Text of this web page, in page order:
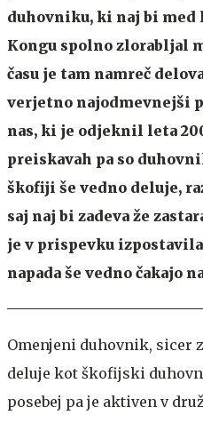
duhovniku, ki naj bi med
Kongu spolno zlorabljal
času je tam namreč
verjetno najodmevnejši
nas, ki je odjeknil leta
preiskavah pa so
škofiji še vedno deluje,
saj naj bi zadeva že
je v prispevku
napada še vedno čakajo
Omenjeni duhovnik, sicer
deluje kot škofijski
posebej pa je aktiven v